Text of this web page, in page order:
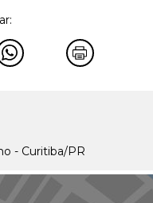
- Curitiba/PR